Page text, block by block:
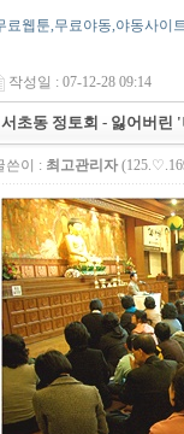
작성일 : 07-12-28 09:14
서초동 정토회 - 잃어버린
쓴이 : 최고관리자